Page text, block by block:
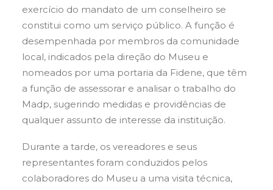
exercício do mandato de um conselheiro se
constitui como um serviço público. A função é
desempenhada por membros da comunidade
local, indicados pela direção do Museu e
nomeados por uma portaria da Fidene, que têm
a função de assessorar e analisar o trabalho do
Madp, sugerindo medidas e providências de
qualquer assunto de interesse da instituição.
Durante a tarde, os vereadores e seus
representantes foram conduzidos pelos
colaboradores do Museu a uma visita técnica,